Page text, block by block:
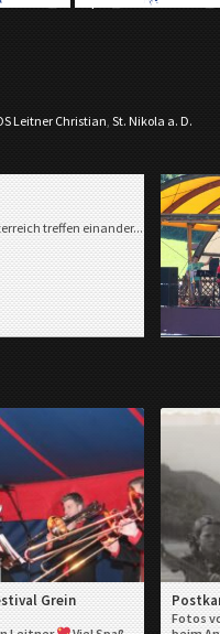
Leitner Christian, St. Nikola a. D.
treffen einander...
Grein
Fotos